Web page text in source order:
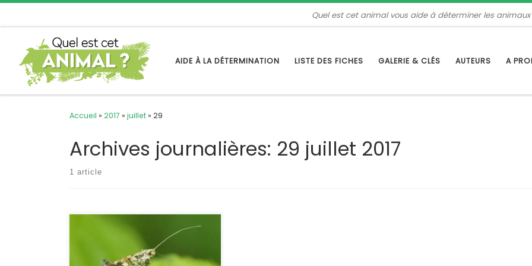
Quel est cet animal vous aide à déterminer les
AIDE À LA DÉTERMINATION LISTE DES FICHES GALERIE & CLÉS AUTEURS A
Accueil » 2017 » juillet» 29
Archives journalières: 29 juillet 2017
1 article
Un tout petit papillon qui a trouvé sa
place dans les jardins. Sa chenille
s’attaque en effet aux lilas et aux
troènes où elle peut causer des